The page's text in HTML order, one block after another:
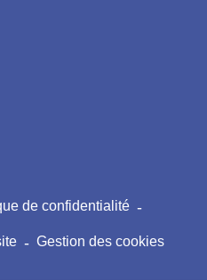
de confidentialité -
- Gestion des cookies